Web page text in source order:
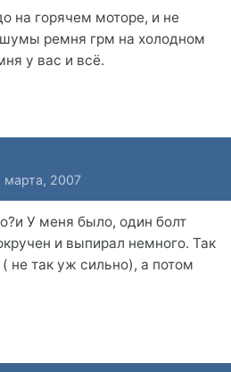
на горячем моторе, и не
ремня грм на холодном
у вас и всё.
марта, 2007
У меня было, один болт
и выпирал немного. Так
не так уж сильно), а потом